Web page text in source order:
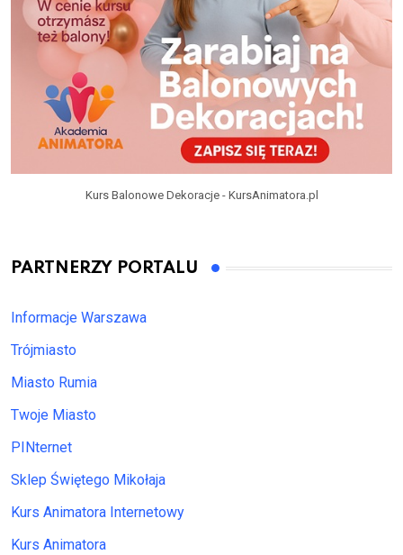
Kurs Balonowe Dekoracje - KursAnimatora.pl
PARTNERZY PORTALU
Informacje Warszawa
Trójmiasto
Miasto Rumia
Twoje Miasto
PINternet
Sklep Świętego Mikołaja
Kurs Animatora Internetowy
Kurs Animatora